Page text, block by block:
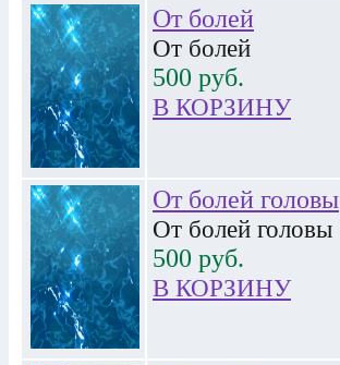
От болей
От болей
500 руб.
В КОРЗИНУ
От болей головы
От болей головы
500 руб.
В КОРЗИНУ